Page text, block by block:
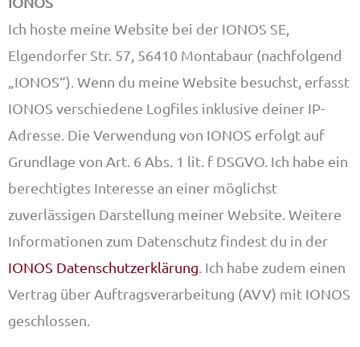
Ich hoste meine Website bei der IONOS SE,
Elgendorfer Str. 57, 56410 Montabaur (nachfolgend
„IONOS“). Wenn du meine Website besuchst, erfasst
IONOS verschiedene Logfiles inklusive deiner IP-
Adresse. Die Verwendung von IONOS erfolgt auf
Grundlage von Art. 6 Abs. 1 lit. f DSGVO. Ich habe ein
berechtigtes Interesse an einer möglichst
zuverlässigen Darstellung meiner Website. Weitere
Informationen zum Datenschutz findest du in der
IONOS Datenschutzerklärung . Ich habe zudem einen
Vertrag über Auftragsverarbeitung (AVV) mit IONOS
geschlossen.